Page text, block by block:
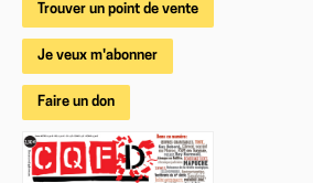
Trouver un point de vente
Je veux m'abonner
Faire un don